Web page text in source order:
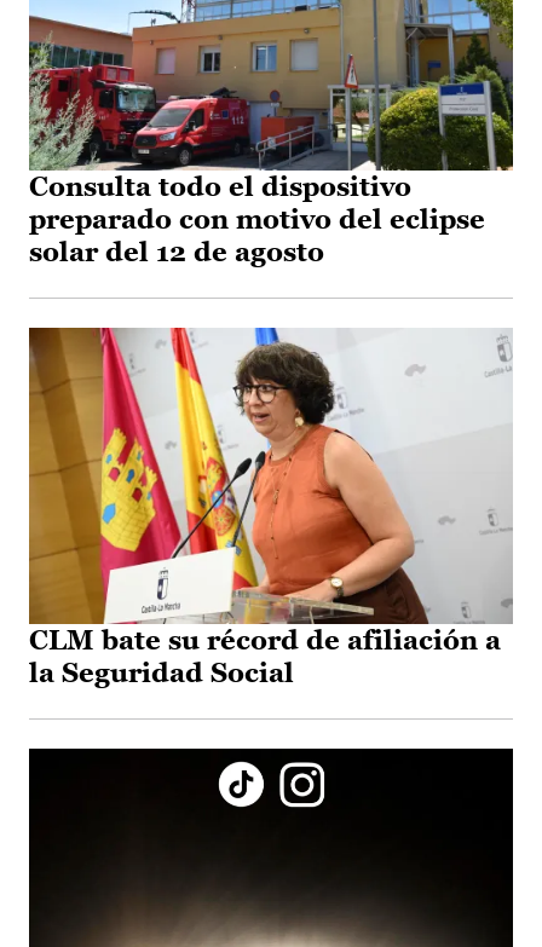
Consulta todo el dispositivo
preparado con motivo del eclipse
solar del 12 de agosto
CLM bate su récord de afiliación a
la Seguridad Social